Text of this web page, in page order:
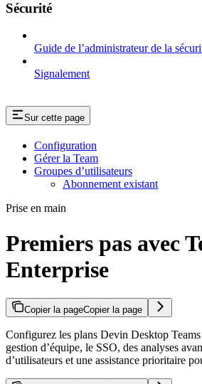
Sécurité
Guide de l’administrateur de la
Signalement
Sur cette page
Configuration
Gérer la Team
Groupes d’utilisateurs
Abonnement existant
Prise en main
Premiers pas avec
Enterprise
Copier la pageCopier la page
Configurez les plans Devin Desktop
gestion d’équipe, le SSO, des analyses
d’utilisateurs et une assistance prioritaire